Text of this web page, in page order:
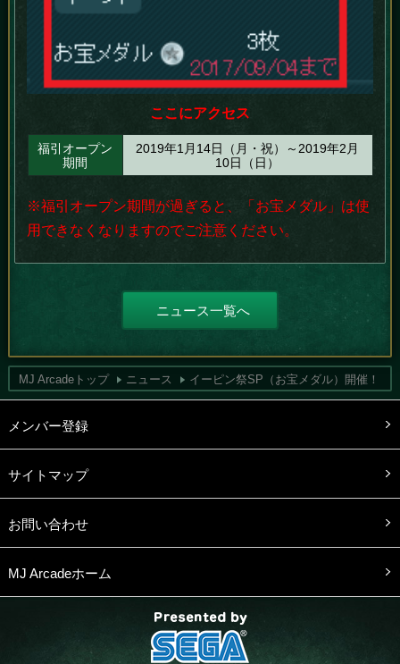
ここにアクセス
福引オープン
期間
2019年1月14日（月・祝）～2019年2月
10日（日）
※福引オープン期間が過ぎると、「お宝メダル」は使
用できなくなりますのでご注意ください。
ニュース一覧へ
MJ Arcadeトップ ニュース イーピン祭SP（お宝メダル）開催！
メンバー登録
サイトマップ
お問い合わせ
MJ Arcadeホーム